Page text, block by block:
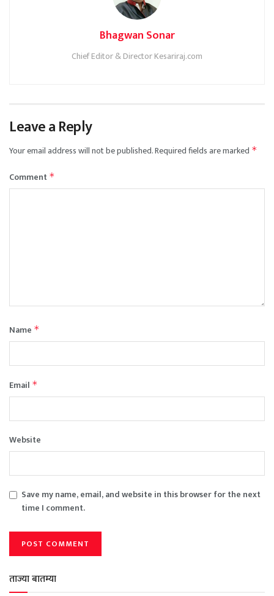
Bhagwan Sonar
Chief Editor & Director Kesariraj.com
Leave a Reply
Your email address will not be published.Required fields are marked *
Comment *
Name *
Email *
Website
Save my name, email, and website in this browser for the next
time I comment.
ताज्या बातम्या